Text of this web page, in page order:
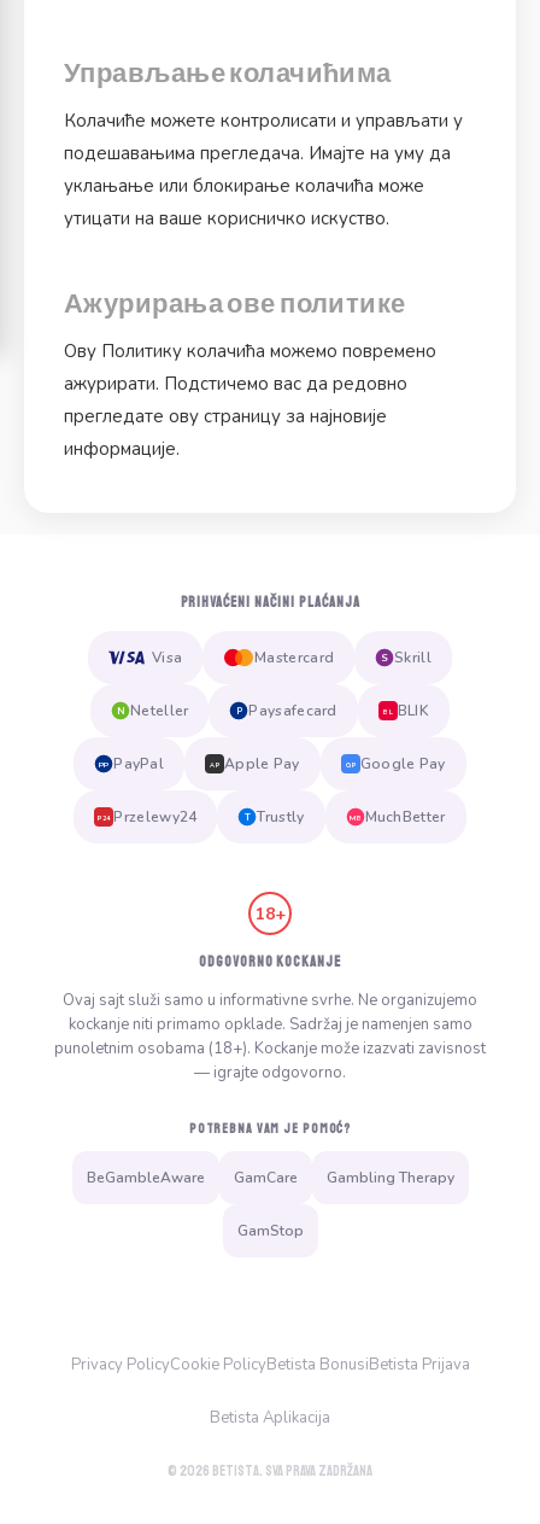
Управљање колачићима
Колачиће можете контролисати и управљати у
подешавањима прегледача. Имајте на уму да
уклањање или блокирање колачића може
утицати на ваше корисничко искуство.
Ажурирања ове политике
Ову Политику колачића можемо повремено
ажурирати. Подстичемо вас да редовно
прегледате ову страницу за најновије
информације.
PRIHVAĆENI NAČINI PLAĆANJA
Visa Mastercard S Skrill
N Neteller P Paysafecard BL BLIK
PP PayPal AP Apple Pay GP Google Pay
P24 Przelewy24 T Trustly MB MuchBetter
18+
ODGOVORNO KOCKANJE
Ovaj sajt služi samo u informativne svrhe. Ne organizujemo
kockanje niti primamo opklade. Sadržaj je namenjen samo
punoletnim osobama (18+). Kockanje može izazvati zavisnost
— igrajte odgovorno.
POTREBNA VAM JE POMOĆ?
BeGambleAware GamCare Gambling Therapy
GamStop
Privacy PolicyCookie PolicyBetista BonusiBetista Prijava
Betista Aplikacija
© 2026 Betista. Sva prava zadržana